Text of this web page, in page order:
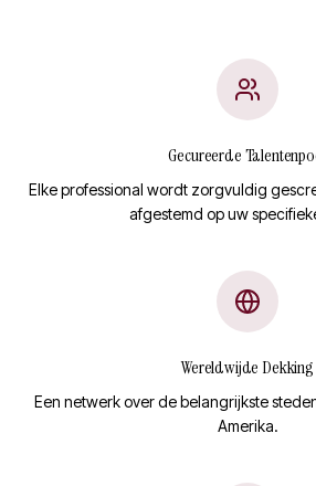
Gecureerde
Elke professional wordt zorgvuldig
afgestemd op uw
Wereldwijde Dekking
Een netwerk over de belangrijkste
Amerika.